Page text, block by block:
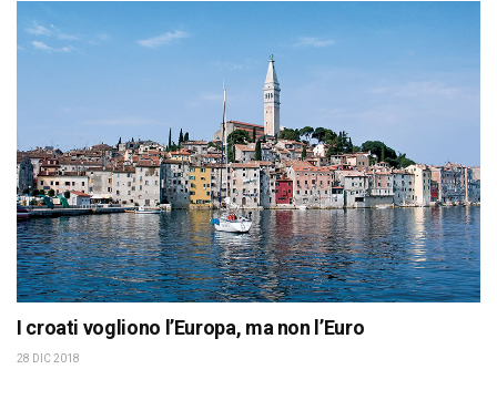
I croati vogliono l’Europa, ma non l’Euro
28 DIC 2018